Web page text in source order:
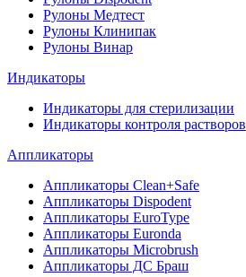
Рулоны Медтест
Рулоны Клинипак
Рулоны Винар
Индикаторы
Индикаторы для стерилизации
Индикаторы контроля растворов
Аппликаторы
Аппликаторы Clean+Safe
Аппликаторы Dispodent
Аппликаторы EuroType
Аппликаторы Euronda
Аппликаторы Microbrush
Аппликаторы ДС Браш